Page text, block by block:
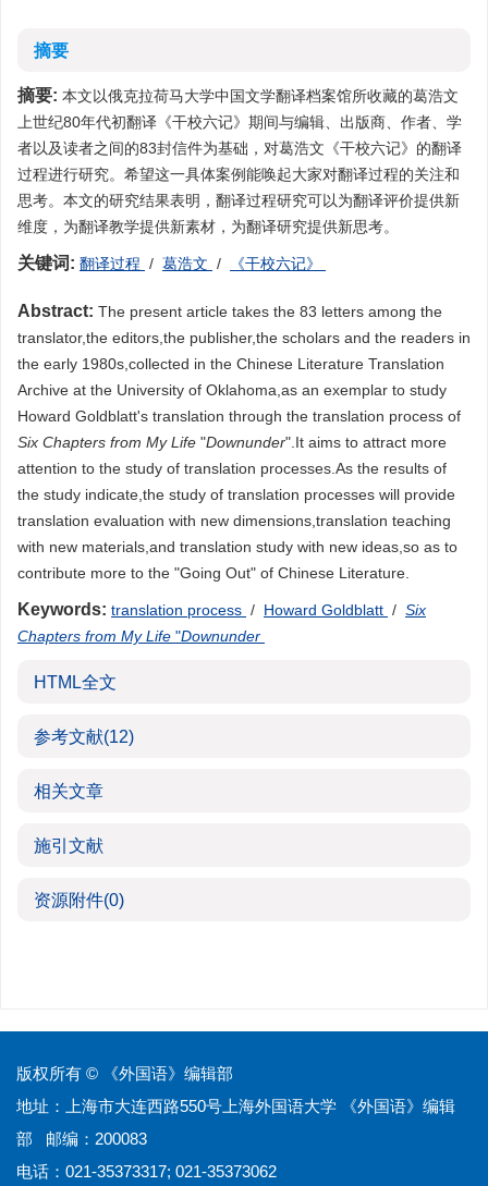
摘要
摘要: 本文以俄克拉荷马大学中国文学翻译档案馆所收藏的葛浩文
上世纪80年代初翻译《干校六记》期间与编辑、出版商、作者、学
者以及读者之间的83封信件为基础，对葛浩文《干校六记》的翻译
过程进行研究。希望这一具体案例能唤起大家对翻译过程的关注和
思考。本文的研究结果表明，翻译过程研究可以为翻译评价提供新
维度，为翻译教学提供新素材，为翻译研究提供新思考。
关键词: 翻译过程 / 葛浩文 / 《干校六记》
Abstract: The present article takes the 83 letters among the
translator,the editors,the publisher,the scholars and the readers in
the early 1980s,collected in the Chinese Literature Translation
Archive at the University of Oklahoma,as an exemplar to study
Howard Goldblatt's translation through the translation process of
Six Chapters from My Life "Downunder".It aims to attract more
attention to the study of translation processes.As the results of
the study indicate,the study of translation processes will provide
translation evaluation with new dimensions,translation teaching
with new materials,and translation study with new ideas,so as to
contribute more to the "Going Out" of Chinese Literature.
Keywords: translation process / Howard Goldblatt / Six
Chapters from My Life "Downunder
HTML全文
参考文献(12)
相关文章
施引文献
资源附件(0)
版权所有 © 《外国语》编辑部
地址：上海市大连西路550号上海外国语大学 《外国语》编辑
部 邮编：200083
电话：021-35373317; 021-35373062